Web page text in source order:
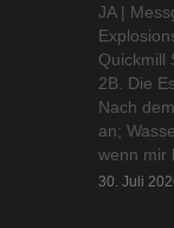
JA |
Quickmill
2B. Die
Nach
an;
wenn mir
30. Juli